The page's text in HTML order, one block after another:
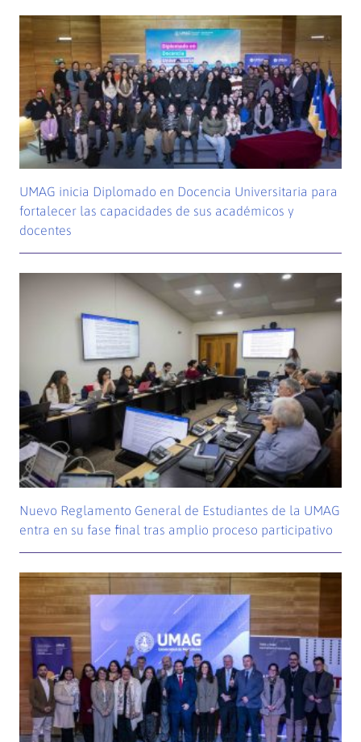
UMAG inicia Diplomado en Docencia Universitaria para
fortalecer las capacidades de sus académicos y
docentes
Nuevo Reglamento General de Estudiantes de la UMAG
entra en su fase final tras amplio proceso participativo